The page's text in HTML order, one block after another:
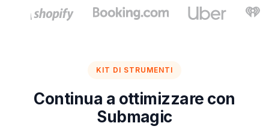
KIT DI STRUMENTI
Continua a ottimizzare con
Submagic